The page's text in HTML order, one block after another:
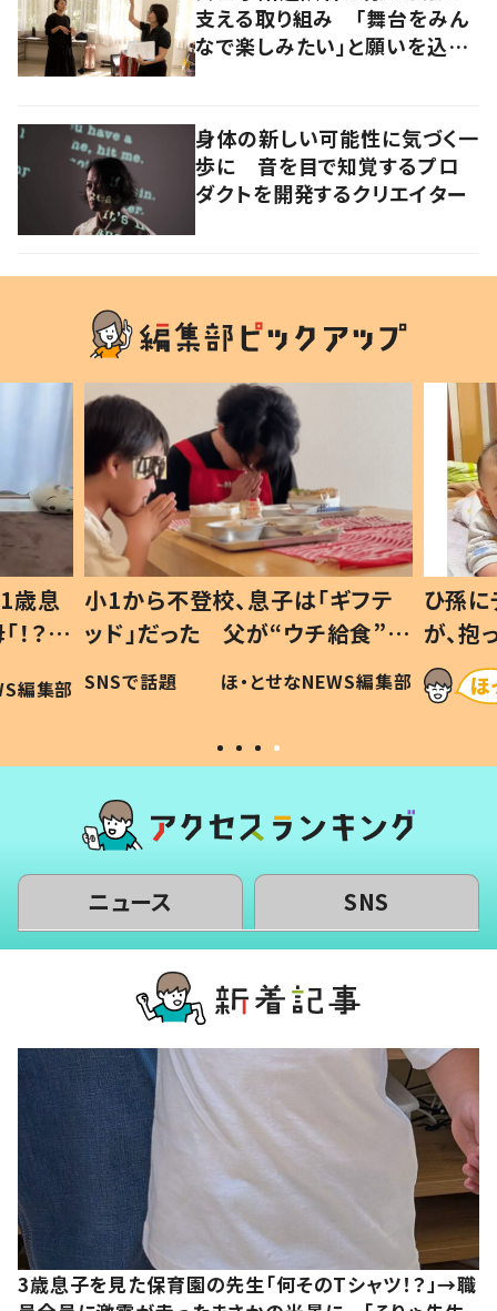
支える取り組み 「舞台をみん
なで楽しみたい」と願いを込め
身体の新しい可能性に気づく一
歩に 音を目で知覚するプロ
ダクトを開発するクリエイター
歳息
？」
編集部
小1から不登校、息子は「ギフテ
ッド」だった 父が“ウチ給食”を
作り続ける理由とは #令和の親
#令和の子
SNSで話題 ほ・とせなNEWS編集部
ひ孫
が、
「涙が
い」
ニュース SNS
3歳息子を見た保育園の先生「何そのTシャツ！？」→職